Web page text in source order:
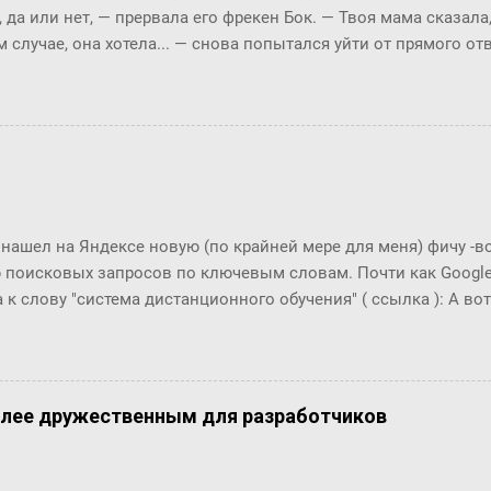
от нас, нужно только их как-то найти... Информаци...
или нет, ― прервала его фрекен Бок. ― Твоя мама
случае, она хотела... ― снова попытался уйти от прямого
по-моему, это не трудно. ― Представь себе, трудно, ―
и ты сама в этом убедишься. Вот, слушай! Ты перестала
Бок перехватило дыхание, казалось, она вот-вот
пить коньяк по утрам? ― Да, да, конечно, ― убежденно
нашел на Яндексе новую (по крайней мере для меня) фичу -
поисковых запросов по ключевым словам. Почти как Google
к слову "система дистанционного обучения" ( ссылка ): А
дружественным для разработчиков